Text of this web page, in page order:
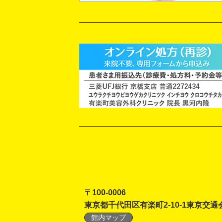
〒100-0006
東京都千代田区有楽町2-10-1東京交通
館内マップ